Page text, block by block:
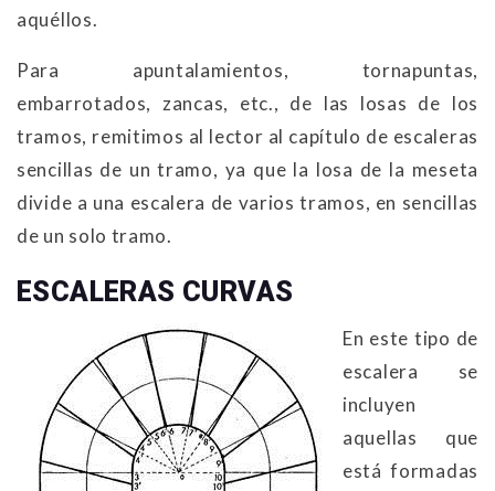
aquéllos.
Para apuntalamientos, tornapuntas,
embarrotados, zancas, etc., de las losas de los
tramos, remitimos al lector al capítulo de escaleras
sencillas de un tramo, ya que la losa de la meseta
divide a una escalera de varios tramos, en sencillas
de un solo tramo.
ESCALERAS CURVAS
En este tipo de
escalera se
incluyen
aquellas que
está formadas